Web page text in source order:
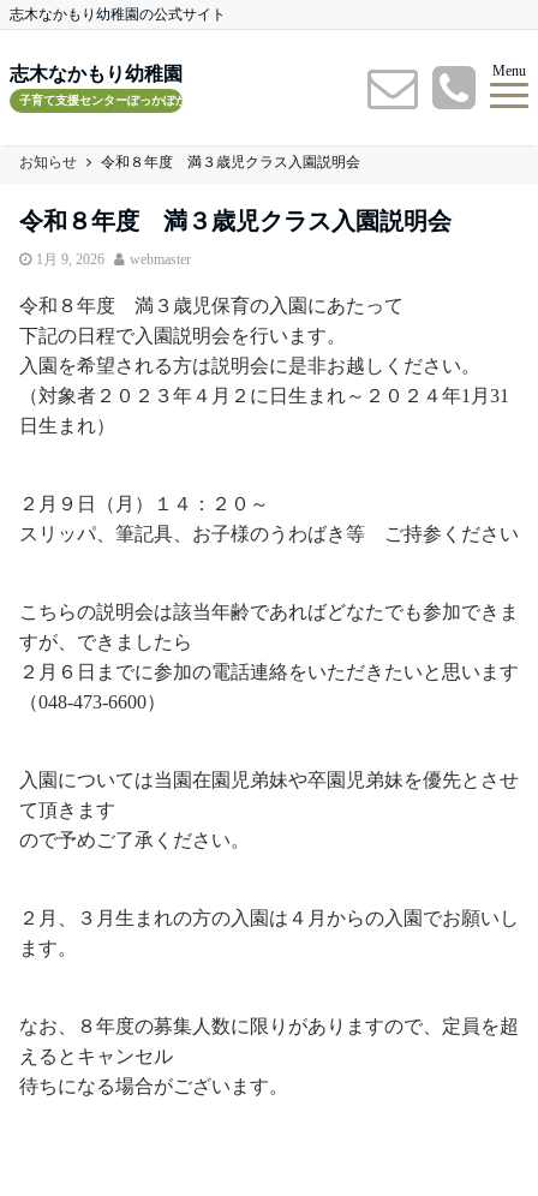
志木なかもり幼稚園の公式サイト
志木なかもり幼稚園
子育て支援センターぽっかぽかルーム
Menu
お知らせ 令和８年度 満３歳児クラス入園説明会
令和８年度 満３歳児クラス入園説明会
1月 9, 2026 webmaster
令和８年度 満３歳児保育の入園にあたって
下記の日程で入園説明会を行います。
入園を希望される方は説明会に是非お越しください。
（対象者２０２３年４月２に日生まれ～２０２４年1月31
日生まれ）
２月９日（月）１４：２０～
スリッパ、筆記具、お子様のうわばき等 ご持参ください
こちらの説明会は該当年齢であればどなたでも参加できま
すが、できましたら
２月６日までに参加の電話連絡をいただきたいと思います
（048-473-6600）
入園については当園在園児弟妹や卒園児弟妹を優先とさせ
て頂きます
ので予めご了承ください。
２月、３月生まれの方の入園は４月からの入園でお願いし
ます。
なお、８年度の募集人数に限りがありますので、定員を超
えるとキャンセル
待ちになる場合がございます。